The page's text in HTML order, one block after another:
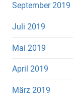
September 2019
Juli 2019
Mai 2019
April 2019
März 2019